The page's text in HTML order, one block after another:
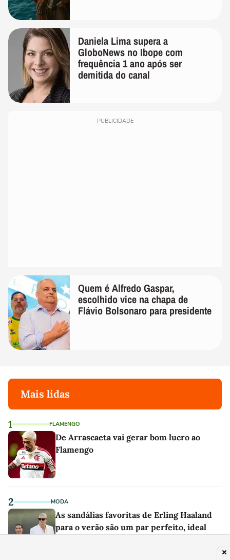
Daniela Lima supera a
GloboNews no Ibope com
frequência 1 ano após ser
demitida do canal
PUBLICIDADE
Quem é Alfredo Gaspar,
escolhido vice na chapa de
Flávio Bolsonaro para presidente
Mais lidas
1 FLAMENGO
De Arrascaeta vai gerar bom lucro ao
Flamengo
2 MODA
As sandálias favoritas de Erling Haaland
para o verão são um par perfeito, ideal